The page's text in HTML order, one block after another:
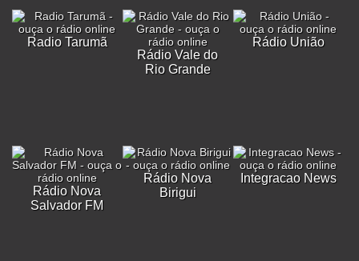
Radio Tarumã
Rádio Vale do
Rio Grande
Rádio União
Rádio Nova
Salvador FM
Rádio Nova
Birigui
Integracao News